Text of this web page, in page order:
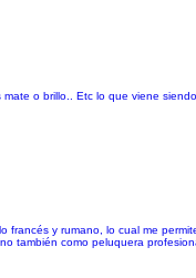
o brillo.. Etc lo que viene
y rumano, lo cual me
también como peluquera